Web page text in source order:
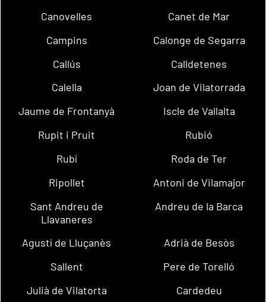
Canovelles
Canet de Mar
Campins
Calonge de Segarra
Callús
Calldetenes
Calella
Joan de Vilatorrada
Jaume de Frontanyà
Iscle de Vallalta
Rupit i Pruit
Rubió
Rubí
Roda de Ter
Ripollet
Antoni de Vilamajor
Sant Andreu de
Llavaneres
Andreu de la Barca
Agustí de Lluçanès
Adrià de Besòs
Sallent
Pere de Torelló
Julià de Vilatorta
Cardedeu